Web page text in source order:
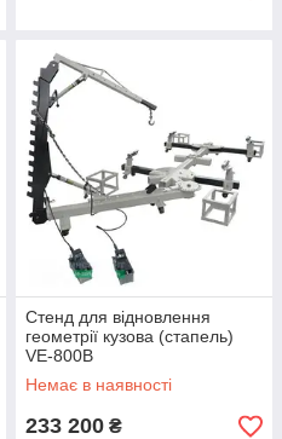
Стенд для відновлення
геометрії кузова (стапель)
VE-800B
Немає в наявності
233 200 ₴